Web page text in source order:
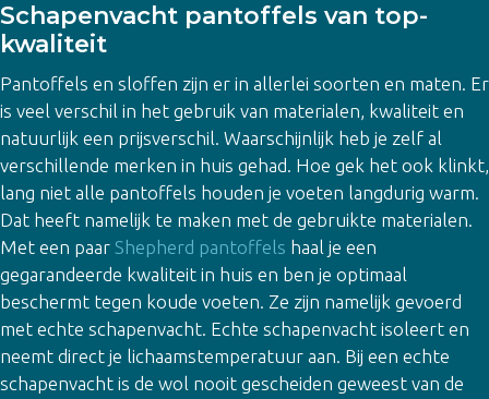
Schapenvacht pantoffels van top-
kwaliteit
Pantoffels en sloffen zijn er in allerlei soorten en maten. Er
is veel verschil in het gebruik van materialen, kwaliteit en
natuurlijk een prijsverschil. Waarschijnlijk heb je zelf al
verschillende merken in huis gehad. Hoe gek het ook klinkt,
lang niet alle pantoffels houden je voeten langdurig warm.
Dat heeft namelijk te maken met de gebruikte materialen.
Met een paar Shepherd pantoffels haal je een
gegarandeerde kwaliteit in huis en ben je optimaal
beschermt tegen koude voeten. Ze zijn namelijk gevoerd
met echte schapenvacht. Echte schapenvacht isoleert en
neemt direct je lichaamstemperatuur aan. Bij een echte
schapenvacht is de wol nooit gescheiden geweest van de